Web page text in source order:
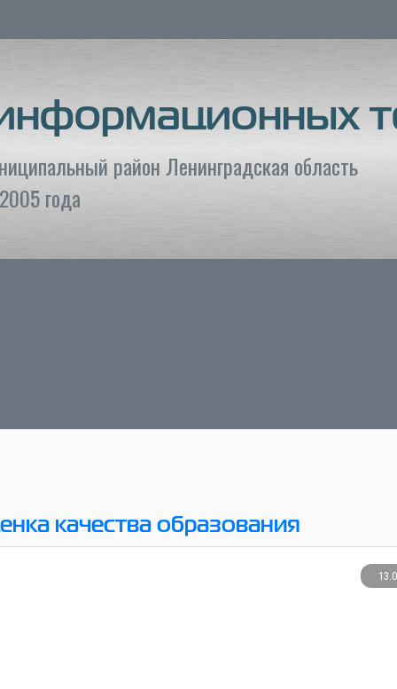
район Ленинградская область
года
качества образования